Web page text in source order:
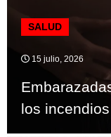
SALUD
15 julio, 2026
los